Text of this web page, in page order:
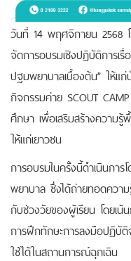
วันที่ 14 พฤศจิกายน 2568
จัดการอบรมเชิงปฏิบัติการเ
ปฐมพยาบาลเบื้องต้น” ให้แ
กิจกรรมค่าย SCOUT
ศึกษา เพื่อเสริมสร้างความ
ให้แก่เยาวชน
การอบรมในครั้งนี้ดำเนินการ
พยาบาล ซึ่งได้ถ่ายทอดควา
กับช่วงวัยของผู้เรียน โดยเ
การฝึกทักษะการลงมือปฏิบัติ
ใช้ได้ในสถานการณ์ฉุกเฉิน